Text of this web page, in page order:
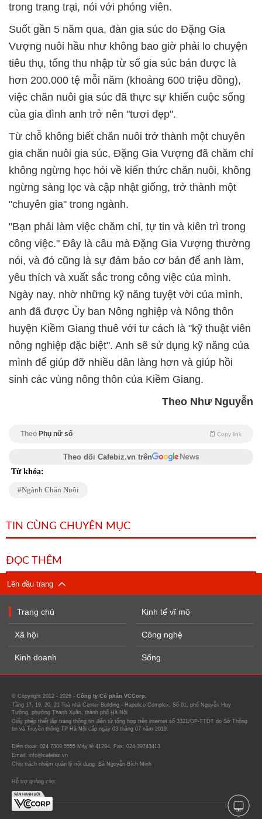
trong trang trại, nói với phóng viên.
Suốt gần 5 năm qua, đàn gia súc do Đặng Gia
Vượng nuôi hầu như không bao giờ phải lo chuyện
tiêu thụ, tổng thu nhập từ số gia súc bán được là
hơn 200.000 tệ mỗi năm (khoảng 600 triệu đồng),
việc chăn nuôi gia súc đã thực sự khiến cuộc sống
của gia đình anh trở nên "tươi đẹp".
Từ chỗ không biết chăn nuôi trở thành một chuyên
gia chăn nuôi gia súc, Đặng Gia Vượng đã chăm chỉ
không ngừng học hỏi về kiến thức chăn nuôi, không
ngừng sàng lọc và cập nhật giống, trở thành một
"chuyên gia" trong ngành.
"Bạn phải làm việc chăm chỉ, tự tin và kiên trì trong
công việc." Đây là câu mà Đặng Gia Vượng thường
nói, và đó cũng là sự đảm bảo cơ bản để anh làm,
yêu thích và xuất sắc trong công việc của mình.
Ngày nay, nhờ những kỹ năng tuyệt vời của mình,
anh đã được Ủy ban Nông nghiệp và Nông thôn
huyện Kiềm Giang thuê với tư cách là "kỹ thuật viên
nông nghiệp đặc biệt". Anh sẽ sử dụng kỹ năng của
mình để giúp đỡ nhiều dân làng hơn và giúp hồi
sinh các vùng nông thôn của Kiềm Giang.
Theo Như Nguyễn
Theo Phụ nữ số Copy link
Theo dõi Cafebiz.vn trên
Từ khóa:
Ngành Chăn Nuôi
TIN CÙNG CHUYÊN MỤC
ĐỌC THÊM
Lên đầu trang
Trang chủ
Xã hội
Kinh doanh
Kinh tế vĩ mô
Công nghệ
Sống
© Copyright 2012 - 2026 - Công ty Cổ phần VCCorp.
Tầng 17, 19, 20, 21 Toà nhà Center Building - Hapulico Complex, Số 01, phố Nguyễn Huy
Tưởng, phường Thanh Xuân, thành phố Hà Nội
Giấy phép thiết lập trang thông tin điện tử tổng hợp trên internet số 3321/GP-TTĐT do Sở Thông
tin và Truyền thông TP Hà Nội cấp ngày 03 tháng 07 năm 2019.
Điện thoại: 024 7309 5555 Máy lẻ 41294. Fax: 024-39743413
Email: info@cafebiz.vn
Chịu trách nhiệm quản lý nội dung: Bà Nguyễn Bích Minh
Hỗ trợ quảng cáo: